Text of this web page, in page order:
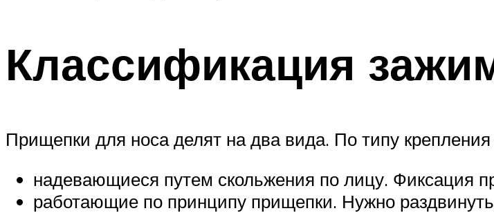
Классификация
Прищепки для носа делят на два вида. По типу
надевающиеся путем скольжения по лицу. Фиксация
работающие по принципу прищепки. Нужно